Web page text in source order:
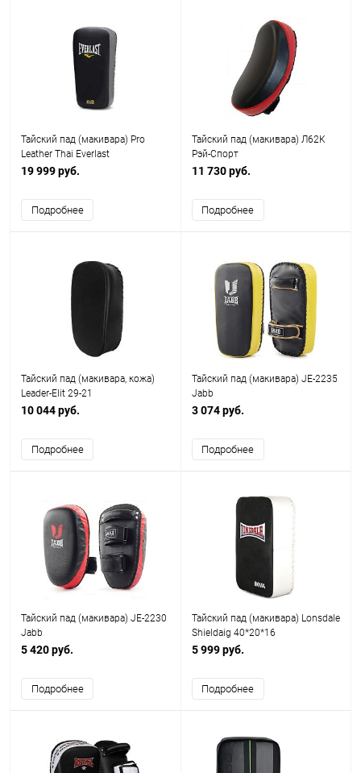
Тайский пад (макивара) Pro
Leather Thai Everlast
19 999 руб.
Подробнее
Тайский пад (макивара) Л62К
Рэй-Спорт
11 730 руб.
Подробнее
Тайский пад (макивара, кожа)
Leader-Elit 29-21
10 044 руб.
Подробнее
Тайский пад (макивара) JE-2235
Jabb
3 074 руб.
Подробнее
Тайский пад (макивара) JE-2230
Jabb
5 420 руб.
Подробнее
Тайский пад (макивара) Lonsdale
Shieldaig 40*20*16
5 999 руб.
Подробнее